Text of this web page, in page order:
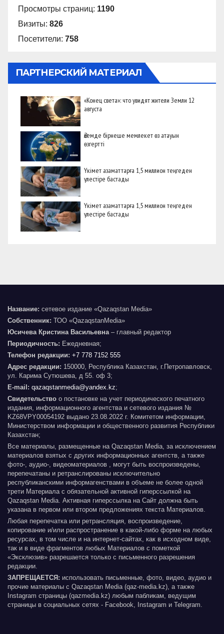
Просмотры страниц: 1190
Визиты: 826
Посетители: 758
ПАРТНЕРСКИЙ МАТЕРИАЛ
«Конец света»: что увидят жители Земли 12
августа
Әлемде бірнеше мемлекет өз атауын
өзгертті
Үкімет азаматтарға 1,5 миллион теңгеден
үлестіре бастады
Үкімет азаматтарға 1,5 миллион теңгеден
үлестіре бастады
Название: сетевое издание «Qazaqstan Media»
Собственник: ТОО «QazaqstanMedia»
Юсичева Кристина Васильевна – главный редактор
Периодичность: Ежедневная;
Телефон редакции: +7 778 7152 555
Адрес редакции: 150000, Республика Казахстан, г.Петропавловск,
ул. Карима Сутюшева, д 55. оф 3;
E-mail: qazaqstanmedia@yandex.kz;
Свидетельство о постановке на учет периодического печатного
издания, информационного агентства и сетевого издания №
KZ68VPY00054192 выдано 23.08.2022 г. Комитетом информации,
Министерством информации и общественного развития Республики
Казахстан;
Все материалы, размещенные на Qazaqstan Media, за исключением
материалов взятых с других информационных агентств, а также
фото-, аудио-, видеоматериалов , могут быть воспроизведены,
перепечатаны и ретранслированы исключительно
республиканскими информагенствами в объеме не более одной
трети Материала с обязательной активной гиперссылкой на
Qazaqstan Media. Активная гиперссылка на Сайт должна быть
указана в первом или втором предложениях текста Материалов.
Любая перепечатка или ретрансляция, воспроизведение,
копирование и/или распространение в какой-либо форме на любых
ресурсах, в том числе и на интернет-сайтах, как в исходном виде,
так и в виде фрагментов любых Материалов с пометкой
«Эксклюзив» разрешается только с письменного разрешения
редакции.
ЗАПРЕЩАЕТСЯ: использовать письменные, фото, видео, аудио и
прочие материалы с Qazaqstan Media (qaz-media.kz), а также
Instagram страницы (qazmedia.kz) любым пабликам, ведущим
страницы в социальных сетях - Facebook, Instagram и Telegram.